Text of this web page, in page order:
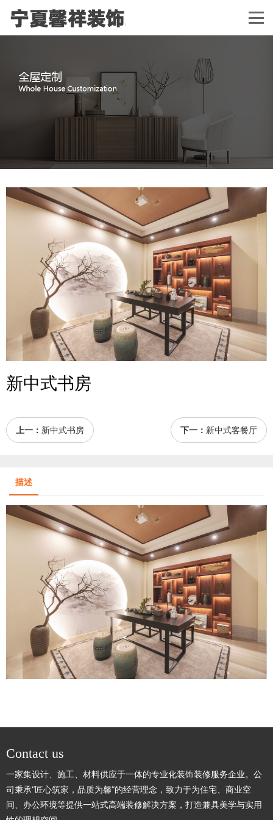
新中式书房
上一： 新中式书房 下一： 新中式客餐厅
描述
Contact us
一家集设计、施工、材料供应于一体的专业化装饰装修服务企业。公
司秉承“匠心筑家，品质为馨”的经营理念，致力于为住宅、商业空
间、办公环境等提供一站式高端装修解决方案，打造兼具美学与实用